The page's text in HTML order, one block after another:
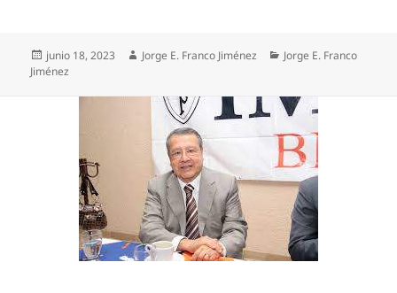
Publicado
el
junio 18, 2023 Autor
Jorge E. Franco Jiménez Categorías
Jorge E. Franco
Jiménez